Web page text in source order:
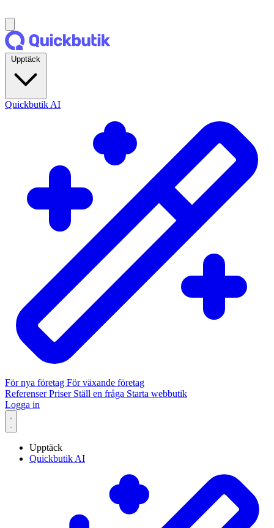
Quickbutik AI
För nya företag För växande företag
ReferenserPriser Ställ en fråga Starta webbutik
Logga in
Upptäck
Quickbutik AI